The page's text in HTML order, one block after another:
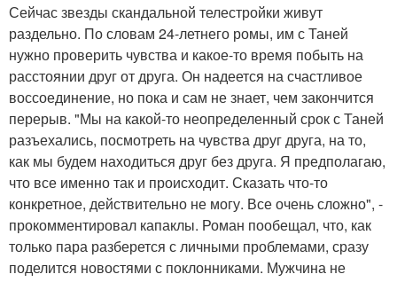
Сейчас звезды скандальной телестройки живут
раздельно. По словам 24-летнего ромы, им с Таней
нужно проверить чувства и какое-то время побыть на
расстоянии друг от друга. Он надеется на счастливое
воссоединение, но пока и сам не знает, чем закончится
перерыв. "Мы на какой-то неопределенный срок с Таней
разъехались, посмотреть на чувства друг друга, на то,
как мы будем находиться друг без друга. Я предполагаю,
что все именно так и происходит. Сказать что-то
конкретное, действительно не могу. Все очень сложно", -
прокомментировал капаклы. Роман пообещал, что, как
только пара разберется с личными проблемами, сразу
поделится новостями с поклонниками. Мужчина не